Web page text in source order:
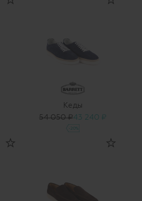
Кеды
54 050 ₽43 240 ₽
-20%